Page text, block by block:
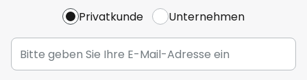
Privatkunde Unternehmen